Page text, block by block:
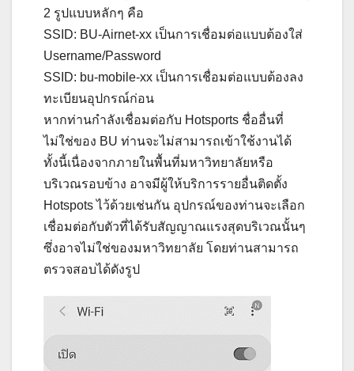
2 รูปแบบหลักๆ คือ
SSID: BU-Airnet-xx เป็นการเชื่อมต่อแบบต้องใส่
Username/Password
SSID: bu-mobile-xx เป็นการเชื่อมต่อแบบต้องลง
ทะเบียนอุปกรณ์ก่อน
หากท่านกำลังเชื่อมต่อกับ Hotsports ชื่ออื่นที่
ไม่ใช่ของ BU ท่านจะไม่สามารถเข้าใช้งานได้
ทั้งนี้เนื่องจากภายในพื้นที่มหาวิทยาลัยหรือ
บริเวณรอบข้าง อาจมีผู้ให้บริการรายอื่นติดตั้ง
Hotspots ไว้ด้วยเช่นกัน อุปกรณ์ของท่านจะเลือก
เชื่อมต่อกับตัวที่ได้รับสัญญาณแรงสุดบริเวณนั้นๆ
ซึ่งอาจไม่ใช่ของมหาวิทยาลัย โดยท่านสามารถ
ตรวจสอบได้ดังรูป